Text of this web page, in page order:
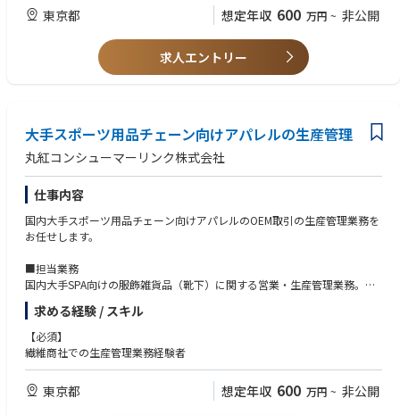
東京都 想定年収 600 万円 ~ 非公開
求人エントリー
大手スポーツ用品チェーン向けアパレルの生産管理
丸紅コンシューマーリンク株式会社
仕事内容
国内大手スポーツ用品チェーン向けアパレルのOEM取引の生産管理業務を
お任せします。
■担当業務
国内大手SPA向けの服飾雑貨品（靴下）に関する営業・生産管理業務。
・品質試験、確認、副資材の手配
・中国、ASEANのOEMを依頼する協力工場へのサンプル指示
・価格、納期確認
・量産の品質、進捗確認
求める経験 / スキル
【必須】
繊維商社での生産管理業務経験者
東京都 想定年収 600 万円 ~ 非公開